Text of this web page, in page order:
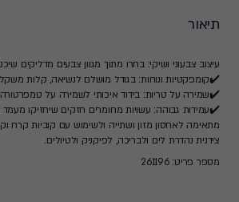
תיאור
עיצוב צבעוני ושיקי: בחרו מתוך מגוון צבעים מדליקים
✔️קומפקטיות ונוחות: בגודל מושלם לנשיאה, קלות
✔️שמירה על טריות: בידוד איכותי לשמירה על
✔️עמידות גבוהה: עשויות מחומרים חזקים שיחזיקו
מתאימה לאחסון מזון ושתייה ולשימוש עם קוביות קרח
צידנית נהדרת לים ולבריכה, לפיקניק ולטיולים.
מספר פריט: 261196